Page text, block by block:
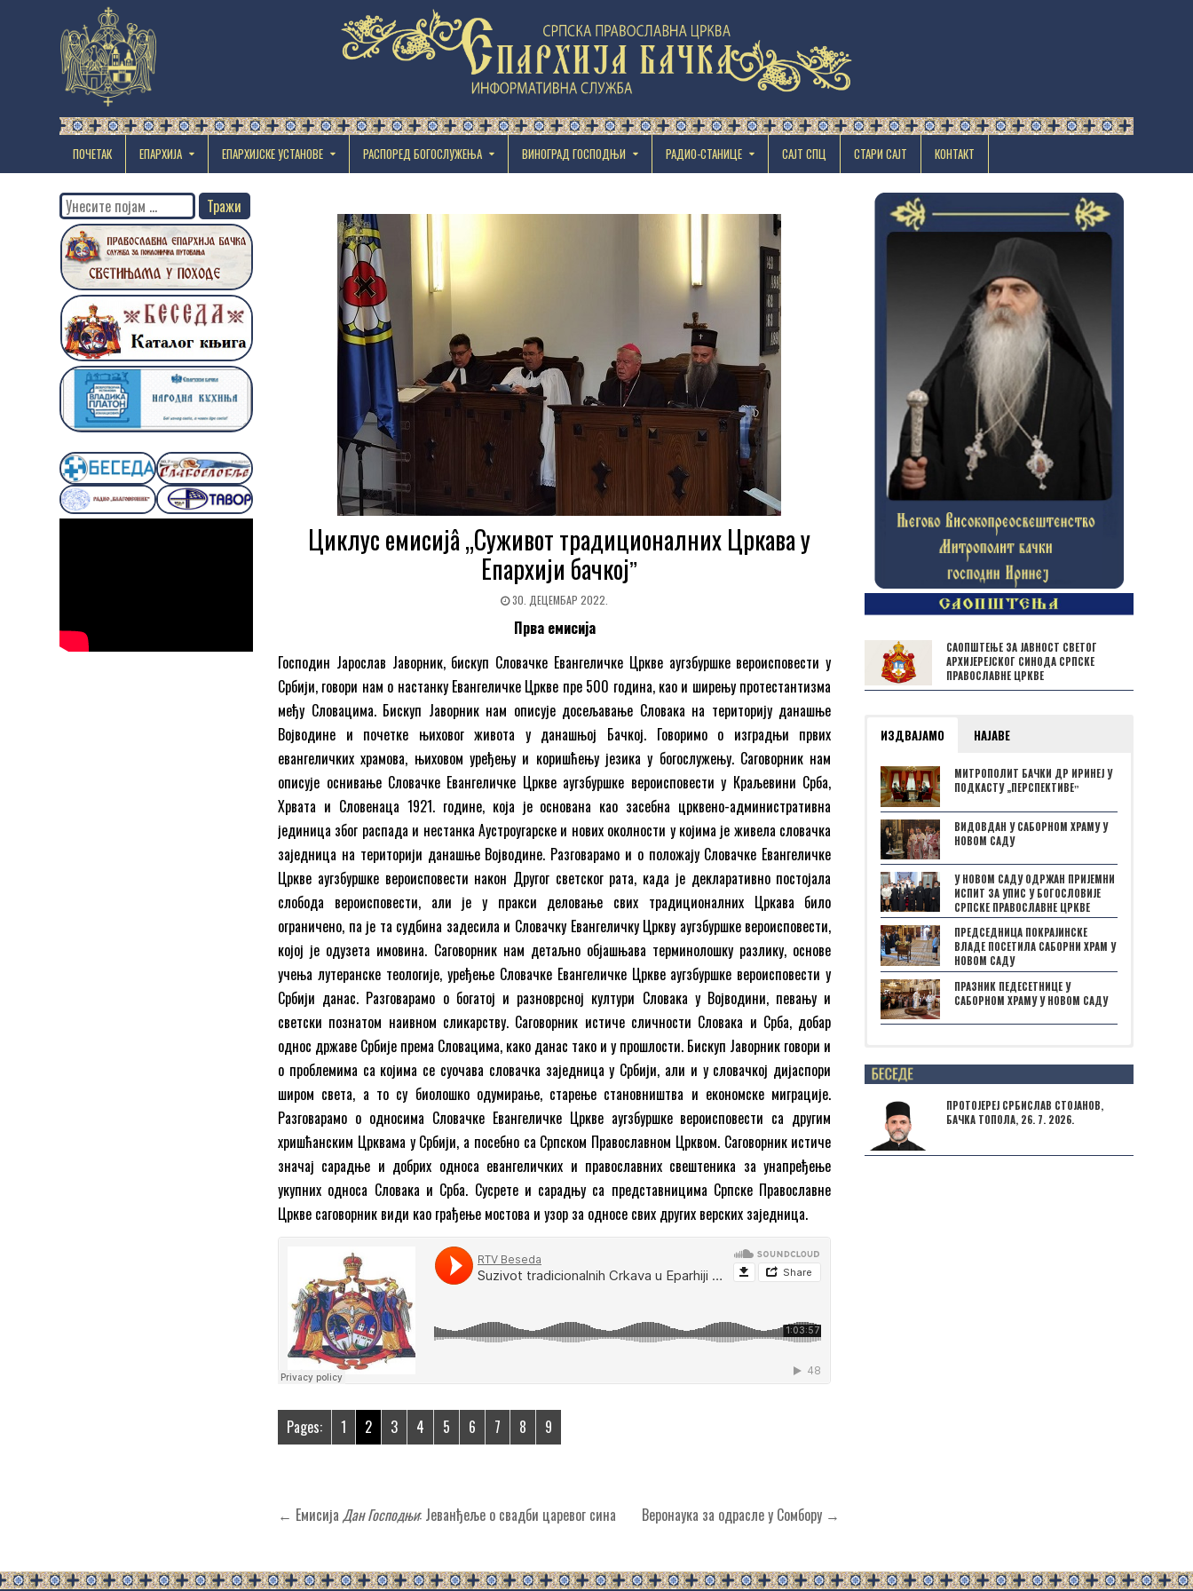
ПОЧЕТАК ЕПАРХИЈА EПАРХИЈСКЕ УСТАНОВЕ РАСПОРЕД БОГОСЛУЖЕЊА ВИНОГРАД ГОСПОДЊИ РАДИО-СТАНИЦЕ САЈТ СПЦ СТАРИ САЈТ КОНТАКТ
Циклус емисијâ „Суживот традиционалних Цркава у
Епархији бачкојˮ
30. ДЕЦЕМБАР 2022.
Прва емисија
Господин Јарослав Јаворник, бискуп Словачке Eвангеличке Цркве аугзбуршке вероисповести у
Србији, говори нам о настанку Евангеличке Цркве пре 500 година, као и ширењу протестантизма
међу Словацима. Бискуп Јаворник нам описује досељавање Словака на територију данашње
Војводине и почетке њиховог живота у данашњој Бачкој. Говоримо о изградњи првих
евангеличких храмова, њиховом уређењу и коришћењу језика у богослужењу. Саговорник нам
описује оснивање Словачке Евангеличке Цркве аугзбуршке вероисповести у Краљевини Срба,
Хрвата и Словенаца 1921. године, која је основана као засебна црквено-административна
јединица због распада и нестанка Аустроугарске и нових околности у којима је живела словачка
заједница на територији данашње Војводине. Разговарамо и о положају Словачке Евангеличке
Цркве аугзбуршке вероисповести након Другог светског рата, када је декларативно постојала
слобода вероисповести, али је у пракси деловање свих традиционалних Цркава било
ограничено, па је та судбина задесила и Словачку Евангеличку Цркву аугзбуршке вероисповести,
којој је одузета имовина. Саговорник нам детаљно објашњава терминолошку разлику, основе
учења лутеранске теологије, уређење Словачке Евангеличке Цркве аугзбуршке вероисповести у
Србији данас. Разговарамо о богатој и разноврсној култури Словака у Војводини, певању и
светски познатом наивном сликарству. Саговорник истиче сличности Словака и Срба, добар
однос државе Србије према Словацима, како данас тако и у прошлости. Бискуп Јаворник говори и
о проблемима са којима се суочава словачка заједница у Србији, али и у словачкој дијаспори
широм света, а то су биолошко одумирање, старење становништва и економске миграције.
Разговарамо о односима Словачке Евангеличке Цркве аугзбуршке вероисповести са другим
хришћанским Црквама у Србији, а посебно са Српском Православном Црквом. Саговорник истиче
значај сарадње и добрих односа евангеличких и православних свештеника за унапређење
укупних односа Словака и Срба. Сусрете и сарадњу са представницима Српске Православне
Цркве саговорник види као грађење мостова и узор за односе свих других верских заједница.
Pages: 1 2 3 4 5 6 7 8 9
Кретање
← ЕмисијаДан Господњи: Јеванђеље о свадби царевог сина Веронаука за одрасле у Сомбору →
Search
for:
САОПШТЕЊЕ ЗА ЈАВНОСТ СВЕТОГ
АРХИЈЕРЕЈСКОГ СИНОДА СРПСКЕ
ПРАВОСЛАВНЕ ЦРКВЕ
ИЗДВАЈАМО НАЈАВЕ
МИТРОПОЛИТ БАЧКИ ДР ИРИНЕЈ У
ПОДКАСТУ „ПЕРСПЕКТИВЕˮ
ВИДОВДАН У САБОРНОМ ХРАМУ У
НОВОМ САДУ
У НОВОМ САДУ ОДРЖАН ПРИЈЕМНИ
ИСПИТ ЗА УПИС У БОГОСЛОВИЈЕ
СРПСКЕ ПРАВОСЛАВНЕ ЦРКВЕ
ПРЕДСЕДНИЦА ПОКРАЈИНСКЕ
ВЛАДЕ ПОСЕТИЛА САБОРНИ ХРАМ У
НОВОМ САДУ
ПРАЗНИК ПЕДЕСЕТНИЦЕ У
САБОРНОМ ХРАМУ У НОВОМ САДУ
Posts not found
ПРОТОЈЕРЕЈ СРБИСЛАВ СТОЈАНОВ,
БАЧКА ТОПОЛА, 26. 7. 2026.